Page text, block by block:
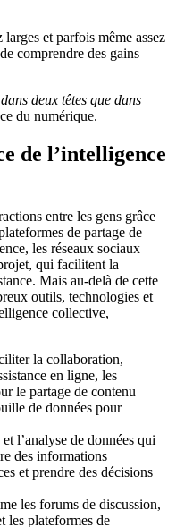
larges et parfois même assez
comprendre des gains
deux têtes que dans
du numérique.
de l’intelligence
entre les gens grâce
de partage de
les réseaux sociaux
qui facilitent la
Mais au-delà de cette
outils, technologies et
collective,
la collaboration,
en ligne, les
le partage de contenu
de données pour
l’analyse de données qui
des informations
et prendre des décisions
les forums de discussion,
les plateformes de